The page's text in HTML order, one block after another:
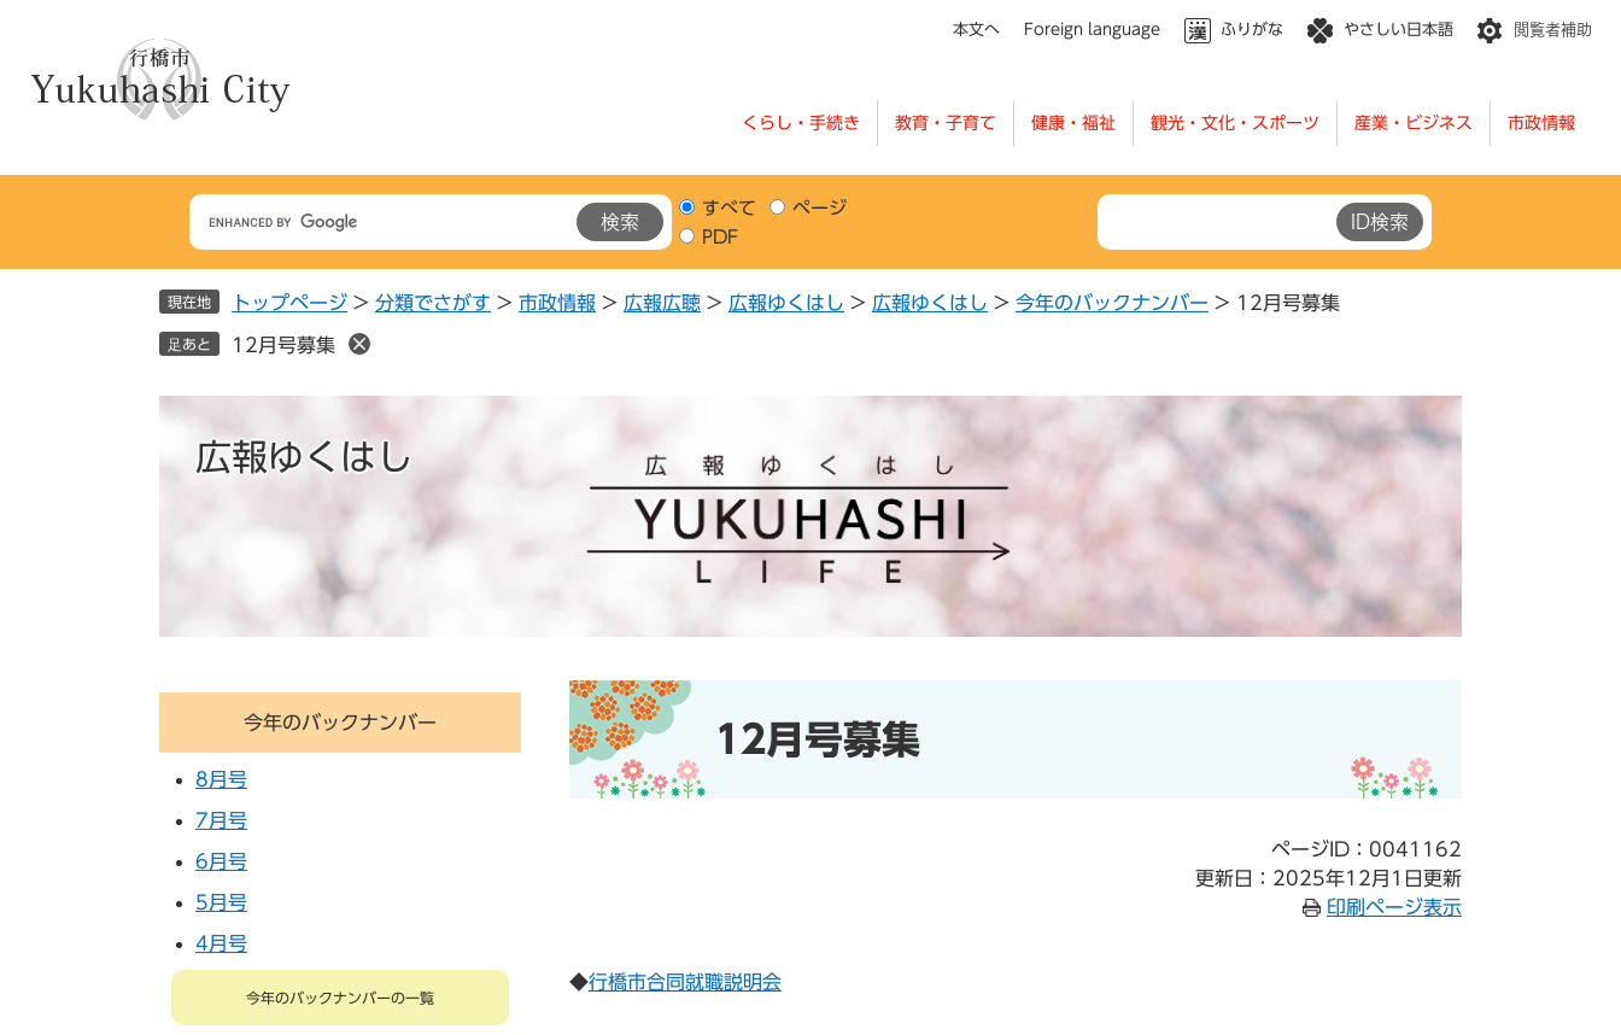
本
本文へ Foreign language ふりがな やさしい日本語 閲覧者補助
くらし・手続き 教育・子育て 健康・福祉 観光・文化・スポーツ 産業・ビジネス 市政情報
すべて
ページ
PDF
現在地 トップページ > 分類でさがす > 市政情報 > 広報広聴 > 広報ゆくはし > 広報ゆくはし > 今年のバックナンバー > 12月号募集
足あと 12月号募集
広報ゆくはし
今年のバックナンバー
8月号
7月号
6月号
5月号
4月号
今年のバックナンバーの一覧
本
文
12月号募集
ページID：0041162
更新日：2025年12月1日更新
印刷ページ表示
​◆行橋市合同就職説明会